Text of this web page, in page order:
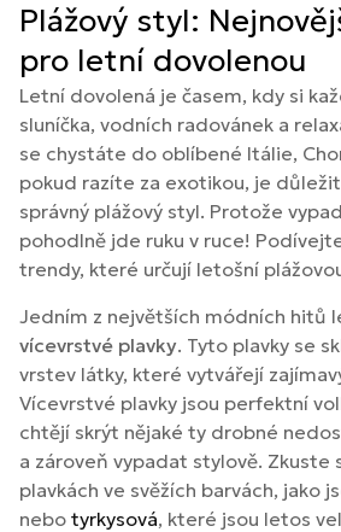
Plážový styl:
pro letní dovolenou
Letní dovolená je časem, kdy si
sluníčka, vodních radovánek a
se chystáte do oblíbené Itálie,
pokud razíte za exotikou, je
správný plážový styl. Protože
pohodlně jde ruku v ruce!
trendy, které určují letošní
Jedním z největších módních hitů
vícevrstvé plavky. Tyto plavky se
vrstev látky, které vytvářejí
Vícevrstvé plavky jsou perfektní
chtějí skrýt nějaké ty drobné
a zároveň vypadat stylově. Zkuste
plavkách ve svěžích barvách, jako
nebo tyrkysová, které jsou letos